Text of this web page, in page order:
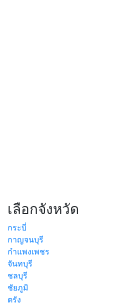
เลือกจังหวัด
กระบี่
กาญจนบุรี
กำแพงเพชร
จันทบุรี
ชลบุรี
ชัยภูมิ
ตรัง